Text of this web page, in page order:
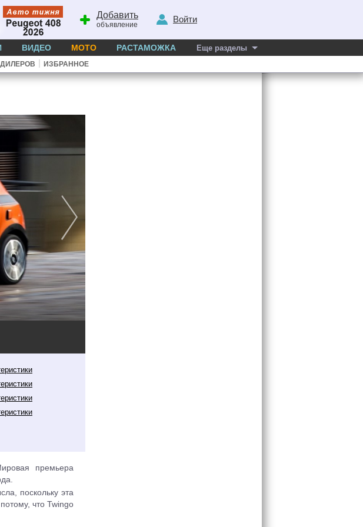
Добавить
объявление
Войти
ВИДЕО МОТО РАСТАМОЖКА Еще разделы
| ИЗБРАННОЕ
премьера
поскольку эта
что Twingo